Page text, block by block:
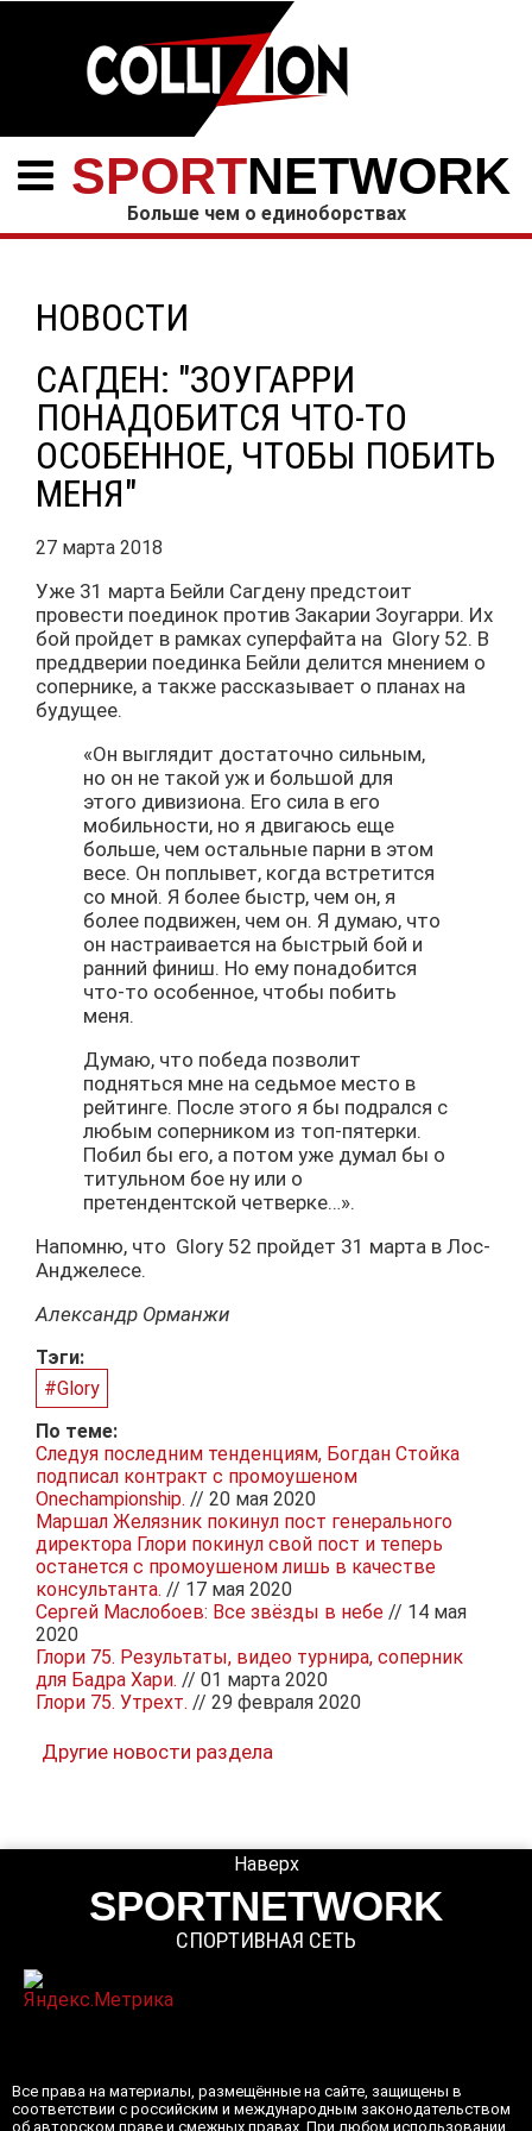
SPORTNETWORK
Больше чем о единоборствах
НОВОСТИ
САГДЕН: "ЗОУГАРРИ
ПОНАДОБИТСЯ ЧТО-ТО
ОСОБЕННОЕ, ЧТОБЫ ПОБИТЬ
МЕНЯ"
27 марта 2018
Уже 31 марта Бейли Сагдену предстоит
провести поединок против Закарии Зоугарри. Их
бой пройдет в рамках суперфайта на Glory 52. В
преддверии поединка Бейли делится мнением о
сопернике, а также рассказывает о планах на
будущее.
«Он выглядит достаточно сильным,
но он не такой уж и большой для
этого дивизиона. Его сила в его
мобильности, но я двигаюсь еще
больше, чем остальные парни в этом
весе. Он поплывет, когда встретится
со мной. Я более быстр, чем он, я
более подвижен, чем он. Я думаю, что
он настраивается на быстрый бой и
ранний финиш. Но ему понадобится
что-то особенное, чтобы побить
меня.
Думаю, что победа позволит
подняться мне на седьмое место в
рейтинге. После этого я бы подрался с
любым соперником из топ-пятерки.
Побил бы его, а потом уже думал бы о
титульном бое ну или о
претендентской четверке…».
Напомню, что Glory 52 пройдет 31 марта в Лос-
Анджелесе.
Александр Орманжи
Тэги:
#Glory
По теме:
Следуя последним тенденциям, Богдан Стойка
подписал контракт с промоушеном
Onechampionship. // 20 мая 2020
Маршал Желязник покинул пост генерального
директора Глори покинул свой пост и теперь
останется с промоушеном лишь в качестве
консультанта. // 17 мая 2020
Сергей Маслобоев: Все звёзды в небе // 14 мая
2020
Глори 75. Результаты, видео турнира, соперник
для Бадра Хари. // 01 марта 2020
Глори 75. Утрехт. // 29 февраля 2020
Другие новости раздела
SPORTNETWORK
СПОРТИВНАЯ СЕТЬ
Наверх
Все права на материалы, размещённые на сайте, защищены в
соответствии с российским и международным законодательством
об авторском праве и смежных правах. При любом использовании